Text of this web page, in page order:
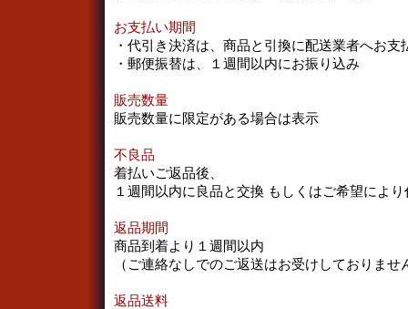
お支払い期間
・代引き決済は、商品と引換に配送業者へお支
・郵便振替は、１週間以内にお振り込み
販売数量
販売数量に限定がある場合は表示
不良品
着払いご返品後、
１週間以内に良品と交換 もしくはご希望によ
返品期間
商品到着より１週間以内
（ご連絡なしでのご返送はお受けしておりませ
返品送料